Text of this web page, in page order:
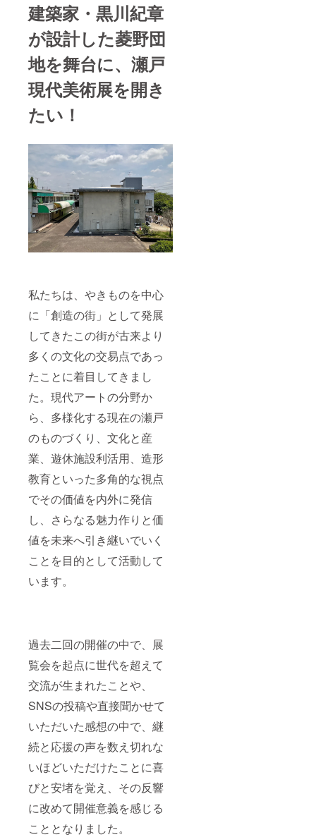
建築家・黒川紀章
が設計した菱野団
地を舞台に、瀬戸
現代美術展を開き
たい！
私たちは、やきものを中心
に「創造の街」として発展
してきたこの街が古来より
多くの文化の交易点であっ
たことに着目してきまし
た。現代アートの分野か
ら、多様化する現在の瀬戸
のものづくり、文化と産
業、遊休施設利活用、造形
教育といった多角的な視点
でその価値を内外に発信
し、さらなる魅力作りと価
値を未来へ引き継いでいく
ことを目的として活動して
います。
過去二回の開催の中で、展
覧会を起点に世代を超えて
交流が生まれたことや、
SNSの投稿や直接聞かせて
いただいた感想の中で、継
続と応援の声を数え切れな
いほどいただけたことに喜
びと安堵を覚え、その反響
に改めて開催意義を感じる
こととなりました。